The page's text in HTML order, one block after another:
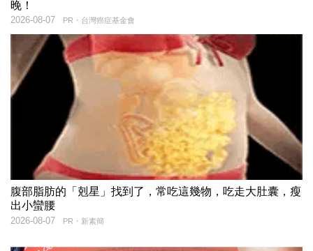
晚！
PR・台灣癌症基金會
2026-08-07
腹部脂肪的「剋星」找到了，常吃這幾物，吃走大肚囊，瘦
出小蠻腰
PR・新素簡
2026-08-07